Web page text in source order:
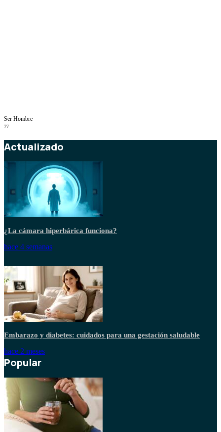
Ser Hombre
77
Actualizado
¿La cámara hiperbárica funciona?
hace 4 semanas
Embarazo y diabetes: cuidados para una gestación saludable
hace 2 meses
Popular